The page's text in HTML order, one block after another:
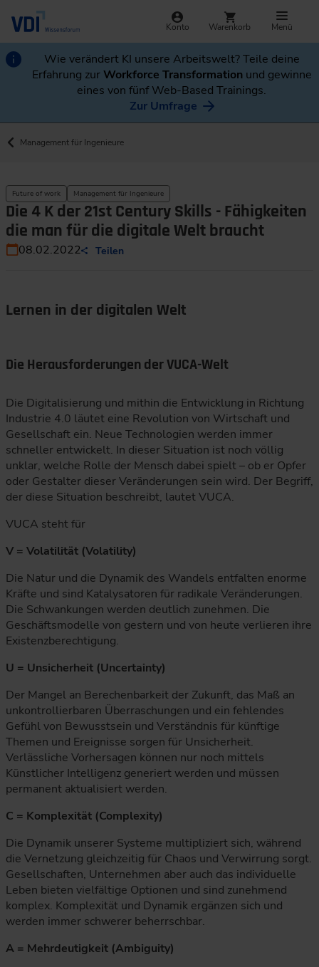
Konto Warenkorb Menü
Wie verändert KI unsere Arbeitswelt? Teile deine
Erfahrung zurWorkforce Transformation und gewinne
eines von fünf Web-Based Trainings.
Zur Umfrage
Management für Ingenieure
Future of work Management für Ingenieure
Die 4 K der 21st Century Skills - Fähigkeiten
die man für die digitale Welt braucht
08.02.2022 Teilen
Lernen in der digitalen Welt
Die Herausforderungen der VUCA-Welt
Die Digitalisierung und mithin die Entwicklung in Richtung
Industrie 4.0 läutet eine Revolution von Wirtschaft und
Gesellschaft ein. Neue Technologien werden immer
schneller entwickelt. In dieser Situation ist noch völlig
unklar, welche Rolle der Mensch dabei spielt – ob er Opfer
oder Gestalter dieser Veränderungen sein wird. Der Begriff,
der diese Situation beschreibt, lautet VUCA.
VUCA steht für
V = Volatilität (Volatility)
Die Natur und die Dynamik des Wandels entfalten enorme
Kräfte und sind Katalysatoren für radikale Veränderungen.
Die Schwankungen werden deutlich zunehmen. Die
Geschäftsmodelle von gestern und von heute verlieren ihre
Existenzberechtigung.
U = Unsicherheit (Uncertainty)
Der Mangel an Berechenbarkeit der Zukunft, das Maß an
unkontrollierbaren Überraschungen und ein fehlendes
Gefühl von Bewusstsein und Verständnis für künftige
Themen und Ereignisse sorgen für Unsicherheit.
Verlässliche Vorhersagen können nur noch mittels
Künstlicher Intelligenz generiert werden und müssen
permanent aktualisiert werden.
C = Komplexität (Complexity)
Die Dynamik unserer Systeme multipliziert sich, während
die Vernetzung gleichzeitig für Chaos und Verwirrung sorgt.
Gesellschaften, Unternehmen aber auch das individuelle
Leben bieten vielfältige Optionen und sind zunehmend
komplex. Komplexität und Dynamik ergänzen sich und
werden immer schwerer beherrschbar.
A = Mehrdeutigkeit (Ambiguity)